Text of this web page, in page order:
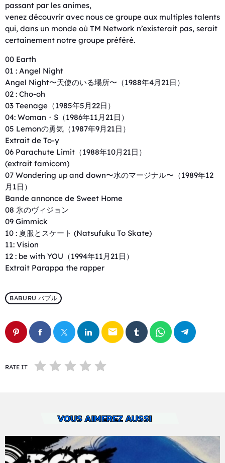
passant par les animes,
venez découvrir avec nous ce groupe aux multiples talents
qui, dans un monde où TM Network n’existerait pas, serait
certainement notre groupe préféré.
00 Earth
01 : Angel Night
Angel Night〜天使のいる場所〜（1988年4月21日）
02 : Cho-oh
03 Teenage（1985年5月22日）
04: Woman・S（1986年11月21日）
05 Lemonの勇気（1987年9月21日）
Extrait de To-y
06 Parachute Limit（1988年10月21日）
(extrait famicom)
07 Wondering up and down〜水のマージナル〜（1989年12
月1日）
Bande annonce de Sweet Home
08 氷のヴィジョン
09 Gimmick
10 : 夏服とスケート (Natsufuku To Skate)
11: Vision
12 : be with YOU（1994年11月21日）
Extrait Parappa the rapper
BABURU バブル
email
RATE IT
VOUS AIMEREZ AUSSI